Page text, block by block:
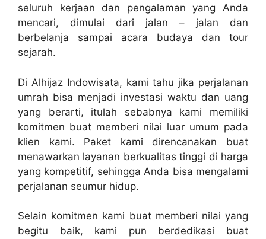
seluruh kerjaan dan pengalaman yang Anda
mencari, dimulai dari jalan – jalan dan
berbelanja sampai acara budaya dan tour
sejarah.
Di Alhijaz Indowisata, kami tahu jika perjalanan
umrah bisa menjadi investasi waktu dan uang
yang berarti, itulah sebabnya kami memiliki
komitmen buat memberi nilai luar umum pada
klien kami. Paket kami direncanakan buat
menawarkan layanan berkualitas tinggi di harga
yang kompetitif, sehingga Anda bisa mengalami
perjalanan seumur hidup.
Selain komitmen kami buat memberi nilai yang
begitu baik, kami pun berdedikasi buat